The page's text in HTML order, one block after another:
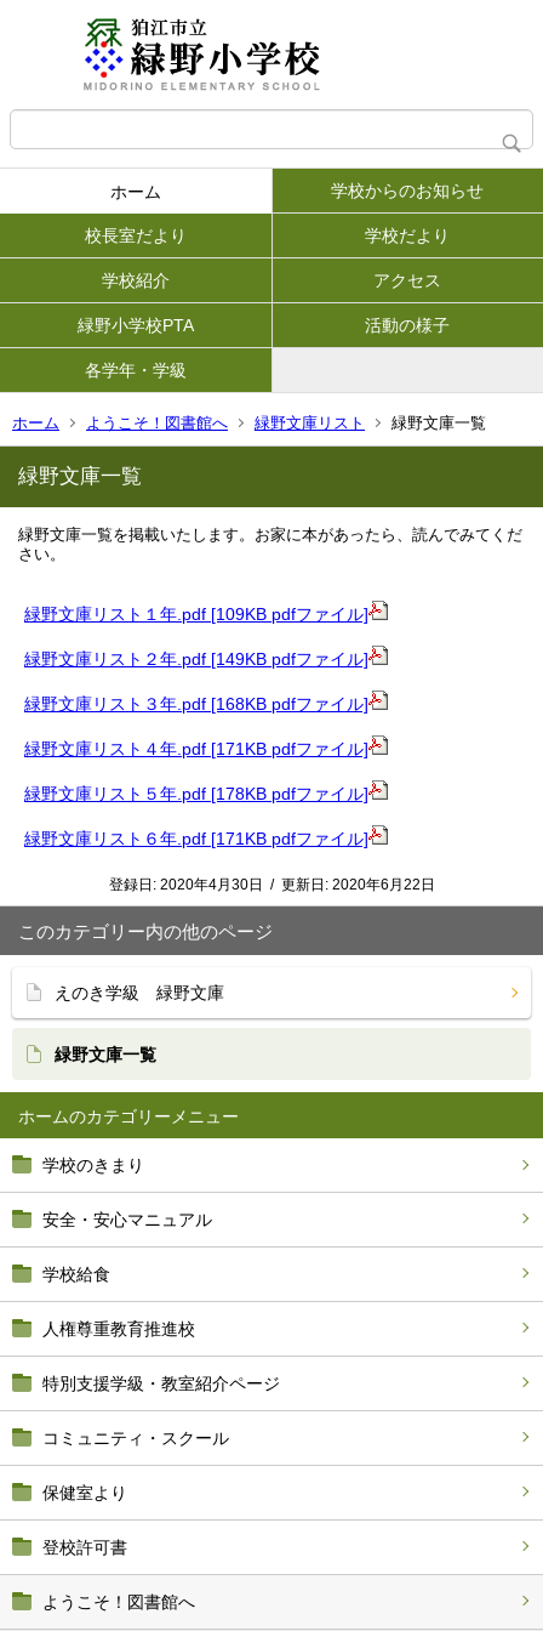
ホーム 学校からのお知らせ
校長室だより 学校だより
学校紹介 アクセス
緑野小学校PTA 活動の様子
各学年・学級
ホーム ようこそ！図書館へ 緑野文庫リスト 緑野文庫一覧
ホーム
学校のきまり
安全・安心マニュアル
学校給食
人権尊重教育推進校
特別支援学級・教室紹介ページ
コミュニティ・スクール
保健室より
登校許可書
ようこそ！図書館へ
緑野文庫一覧
緑野文庫一覧を掲載いたします。お家に本があったら、読んでみてくだ
さい。
緑野文庫リスト１年.pdf [109KB pdfファイル]
緑野文庫リスト２年.pdf [149KB pdfファイル]
緑野文庫リスト３年.pdf [168KB pdfファイル]
緑野文庫リスト４年.pdf [171KB pdfファイル]
緑野文庫リスト５年.pdf [178KB pdfファイル]
緑野文庫リスト６年.pdf [171KB pdfファイル]
登録日: 2020年4月30日 / 更新日: 2020年6月22日
このカテゴリー内の他のページ
えのき学級 緑野文庫
緑野文庫一覧